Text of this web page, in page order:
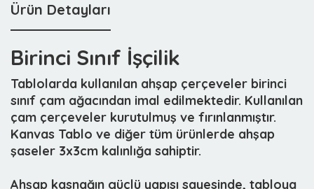
Ürün Detayları
Birinci Sınıf İşçilik
Tablolarda kullanılan ahşap çerçeveler birinci
sınıf çam ağacından imal edilmektedir. Kullanılan
çam çerçeveler kurutulmuş ve fırınlanmıştır.
Kanvas Tablo ve diğer tüm ürünlerde ahşap
şaseler 3x3cm kalınlığa sahiptir.
Ahşap kasnağın güçlü yapısı sayesinde, tabloya